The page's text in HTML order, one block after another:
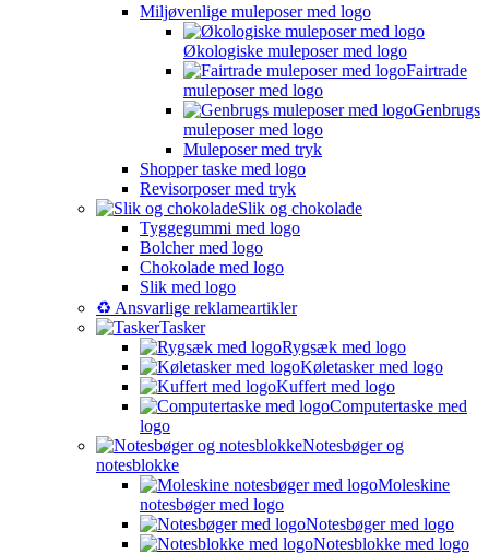
Miljøvenlige muleposer med logo
Økologiske muleposer med logo
Fairtrade
muleposer med logo
Genbrugs
muleposer med logo
Muleposer med tryk
Shopper taske med logo
Revisorposer med tryk
Slik og chokolade
Tyggegummi med logo
Bolcher med logo
Chokolade med logo
Slik med logo
♻️ Ansvarlige reklameartikler
Tasker
Rygsæk med logo
Køletasker med logo
Kuffert med logo
Computertaske med
logo
Notesbøger og
notesblokke
Moleskine
notesbøger med logo
Notesbøger med logo
Notesblokke med logo